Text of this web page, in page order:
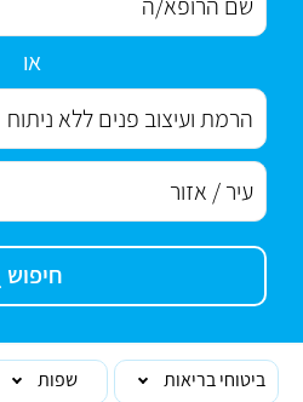
או
חיפוש
ביטוחי בריאות שפות